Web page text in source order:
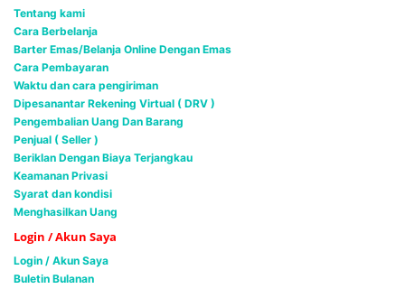
Tentang kami
Cara Berbelanja
Barter Emas/Belanja Online Dengan Emas
Cara Pembayaran
Waktu dan cara pengiriman
Dipesanantar Rekening Virtual ( DRV )
Pengembalian Uang Dan Barang
Penjual ( Seller )
Beriklan Dengan Biaya Terjangkau
Keamanan Privasi
Syarat dan kondisi
Menghasilkan Uang
Login / Akun Saya
Login / Akun Saya
Buletin Bulanan